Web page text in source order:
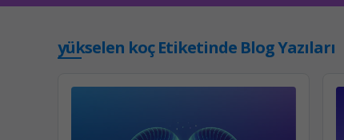
yükselen koç Etiketinde Blog Yazıları